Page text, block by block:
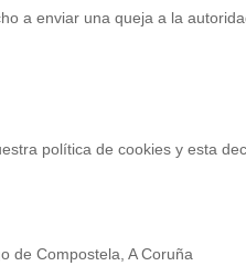
a enviar una queja a la
política de cookies y esta
de Compostela, A Coruña